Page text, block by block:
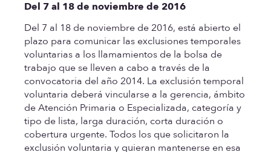
Del 7 al 18 de noviembre de 2016
Del 7 al 18 de noviembre de 2016, está abierto el
plazo para comunicar las exclusiones temporales
voluntarias a los llamamientos de la bolsa de
trabajo que se lleven a cabo a través de la
convocatoria del año 2014. La exclusión temporal
voluntaria deberá vincularse a la gerencia, ámbito
de Atención Primaria o Especializada, categoría y
tipo de lista, larga duración, corta duración o
cobertura urgente. Todos los que solicitaron la
exclusión voluntaria y quieran mantenerse en esa